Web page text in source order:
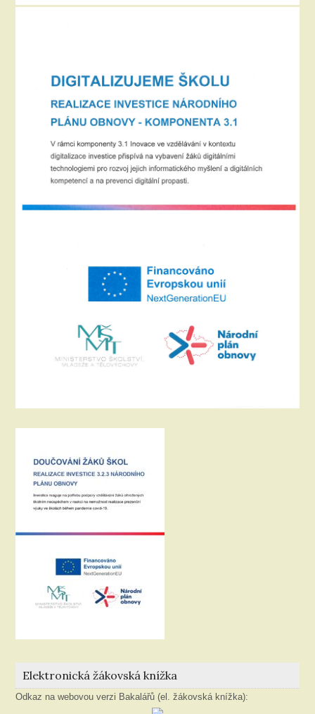
Elektronická žákovská knížka
Odkaz na webovou verzi Bakalářů (el. žákovská knížka):